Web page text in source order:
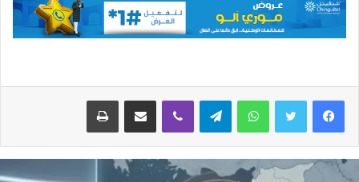
واتساب تيلقرام ڤايبر مشاركة عبر البريد طباعة